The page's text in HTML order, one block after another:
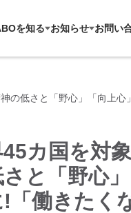
を知る お知らせ お問い
の低さと「野心」「向上
カ国を対
と「野心
!「働きたく